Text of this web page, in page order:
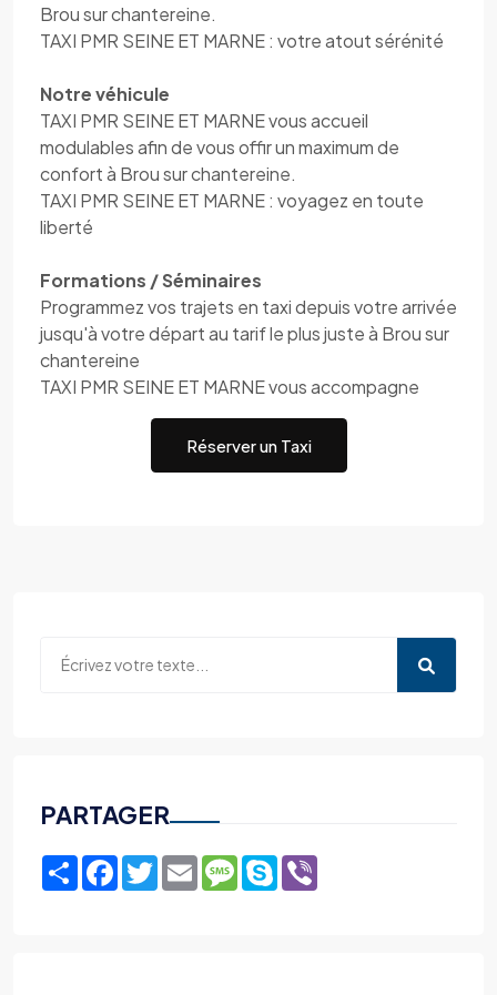
Brou sur chantereine.
TAXI PMR SEINE ET MARNE : votre atout sérénité
Notre véhicule
TAXI PMR SEINE ET MARNE vous accueil
modulables afin de vous offir un maximum de
confort à Brou sur chantereine.
TAXI PMR SEINE ET MARNE : voyagez en toute
liberté
Formations / Séminaires
Programmez vos trajets en taxi depuis votre arrivée
jusqu'à votre départ au tarif le plus juste à Brou sur
chantereine
TAXI PMR SEINE ET MARNE vous accompagne
Réserver un Taxi
PARTAGER
ShareFacebook
TwitterEmailMessage
Skype